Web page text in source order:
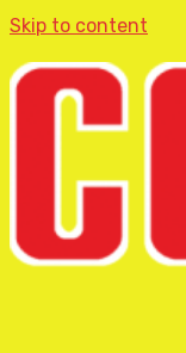
Skip to content